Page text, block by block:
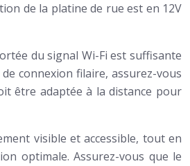
de la platine de rue est en 12V
du signal Wi-Fi est suffisante
connexion filaire, assurez-vous
être adaptée à la distance pour
visible et accessible, tout en
optimale. Assurez-vous que le